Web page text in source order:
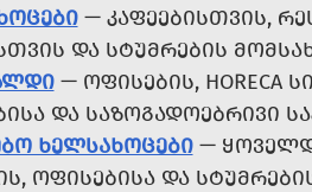
— ᲙᲐᲤᲔᲔᲑᲘᲡᲗᲕᲘᲡ,
ᲓᲐ ᲡᲢᲣᲛᲠᲔᲑᲘᲡ
— ᲝᲤᲘᲡᲔᲑᲘᲡ, HORECA
ᲓᲐ ᲡᲐᲖᲝᲒᲐᲓᲝᲔᲑᲠᲘᲕᲘ
ᲮᲔᲚᲡᲐᲮᲝᲪᲔᲑᲘ—
ᲝᲤᲘᲡᲔᲑᲘᲡᲐ ᲓᲐ